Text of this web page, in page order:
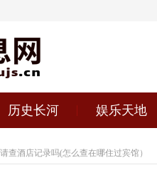
历史长河 娱乐天地
查酒店记录吗(怎么查在哪住过宾馆）